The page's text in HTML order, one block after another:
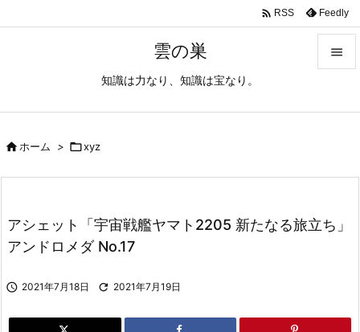
雲の巣
知識は力なり、知識は宝なり。

次へ
 RSS Feedly
ホーム > xyz
アシェット「宇宙戦艦ヤマト2205 新たなる旅立ち」
アンドロメダ No.17
 2021年7月18日  2021年7月19日